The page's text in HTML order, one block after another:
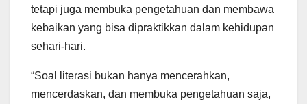
tetapi juga membuka pengetahuan dan membawa
kebaikan yang bisa dipraktikkan dalam kehidupan
sehari-hari.
“Soal literasi bukan hanya mencerahkan,
mencerdaskan, dan membuka pengetahuan saja,